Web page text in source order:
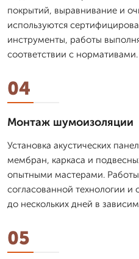
покрытий, выравнивание и
используются
инструменты, работы
соответствии с нормативами.
04
Монтаж шумоизоляции
Установка акустических
мембран, каркаса и
опытными мастерами.
согласованной технологии
до нескольких дней в
05